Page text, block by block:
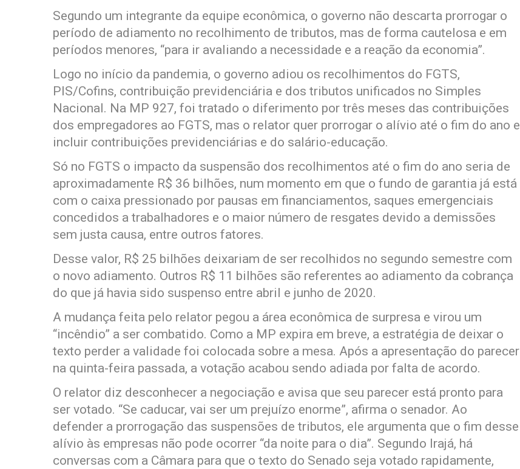
Segundo um integrante da equipe econômica, o governo não descarta prorrogar o
período de adiamento no recolhimento de tributos, mas de forma cautelosa e em
períodos menores, “para ir avaliando a necessidade e a reação da economia”.
Logo no início da pandemia, o governo adiou os recolhimentos do FGTS,
PIS/Cofins, contribuição previdenciária e dos tributos unificados no Simples
Nacional. Na MP 927, foi tratado o diferimento por três meses das contribuições
dos empregadores ao FGTS, mas o relator quer prorrogar o alívio até o fim do ano e
incluir contribuições previdenciárias e do salário-educação.
Só no FGTS o impacto da suspensão dos recolhimentos até o fim do ano seria de
aproximadamente R$ 36 bilhões, num momento em que o fundo de garantia já está
com o caixa pressionado por pausas em financiamentos, saques emergenciais
concedidos a trabalhadores e o maior número de resgates devido a demissões
sem justa causa, entre outros fatores.
Desse valor, R$ 25 bilhões deixariam de ser recolhidos no segundo semestre com
o novo adiamento. Outros R$ 11 bilhões são referentes ao adiamento da cobrança
do que já havia sido suspenso entre abril e junho de 2020.
A mudança feita pelo relator pegou a área econômica de surpresa e virou um
“incêndio” a ser combatido. Como a MP expira em breve, a estratégia de deixar o
texto perder a validade foi colocada sobre a mesa. Após a apresentação do parecer
na quinta-feira passada, a votação acabou sendo adiada por falta de acordo.
O relator diz desconhecer a negociação e avisa que seu parecer está pronto para
ser votado. “Se caducar, vai ser um prejuízo enorme”, afirma o senador. Ao
defender a prorrogação das suspensões de tributos, ele argumenta que o fim desse
alívio às empresas não pode ocorrer “da noite para o dia”. Segundo Irajá, há
conversas com a Câmara para que o texto do Senado seja votado rapidamente,